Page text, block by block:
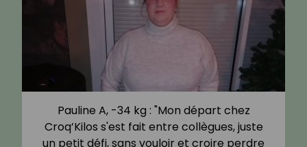
Pauline A, -34 kg : "Mon départ chez
Croq’Kilos s'est fait entre collègues, juste
un petit défi, sans vouloir et croire perdre